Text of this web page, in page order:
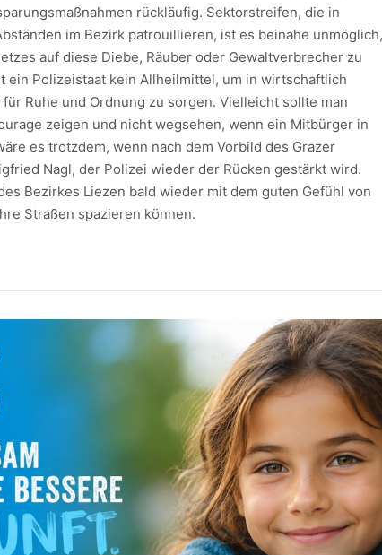
rückläufig. Sektorstreifen, die in
im Bezirk patrouillieren, ist es beinahe unmöglich,
auf diese Diebe, Räuber oder Gewaltverbrecher zu
ein Polizeistaat kein Allheilmittel, um in wirtschaftlich
Ruhe und Ordnung zu sorgen. Vielleicht sollte man
zeigen und nicht wegsehen, wenn ein Mitbürger in
es trotzdem, wenn nach dem Vorbild des Grazer
Nagl, der Polizei wieder der Rücken gestärkt wird.
Bezirkes Liezen bald wieder mit dem guten Gefühl von
Straßen spazieren können.